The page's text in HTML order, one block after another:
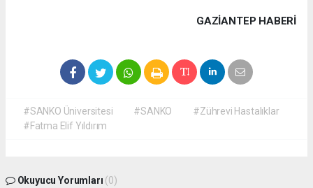
GAZIANTEP HABERİ
#SANKO Üniversitesi #SANKO
#Zührevi Hastalıklar
#Fatma Elif Yıldırım
Okuyucu Yorumları (0)